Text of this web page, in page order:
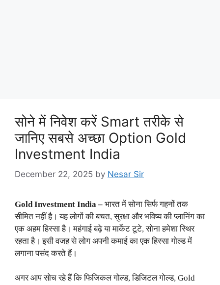
सोने में निवेश करें Smart तरीके से
जानिए सबसे अच्छा Option Gold
Investment India
December 22, 2025 by Nesar Sir
Gold Investment India – भारत में सोना सिर्फ गहनों तक
सीमित नहीं है। यह लोगों की बचत, सुरक्षा और भविष्य की प्लानिंग का
एक अहम हिस्सा है। महंगाई बढ़े या मार्केट टूटे, सोना हमेशा स्थिर
रहता है। इसी वजह से लोग अपनी कमाई का एक हिस्सा गोल्ड में
लगाना पसंद करते हैं।
अगर आप सोच रहे हैं कि फिजिकल गोल्ड, डिजिटल गोल्ड, Gold